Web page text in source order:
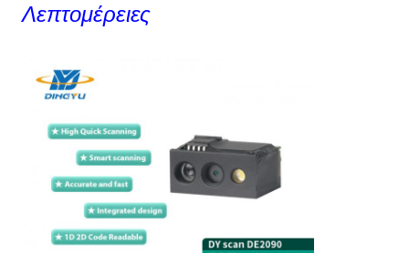
Λεπτομέρειες